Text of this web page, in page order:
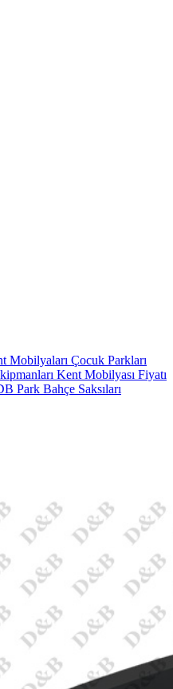
Mobilyaları Çocuk Parkları
Kent Mobilyası Fiyatı
Park Bahçe Saksıları